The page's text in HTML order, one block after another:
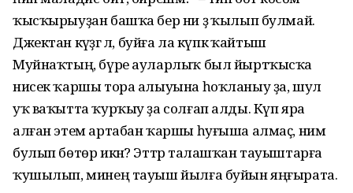
ҡысҡырыуҙан башҡа бер ни ҙә ҡылып булмай.
Джектан кәүҙәгә лә, буйға ла күпкә ҡайтыш
Муйнаҡтың, бүре ауларлыҡ был йыртҡысҡа
нисек ҡаршы тора алыуына һоҡланыу ҙа, шул
уҡ ваҡытта ҡурҡыу ҙа солғап алды. Күп яра
алған этем артабан ҡаршы һуғыша алмаҫ, нимә
булып бөтөр икән? Эттәр талашҡан тауыштарға
ҡушылып, минең тауыш йылға буйын яңғырата.